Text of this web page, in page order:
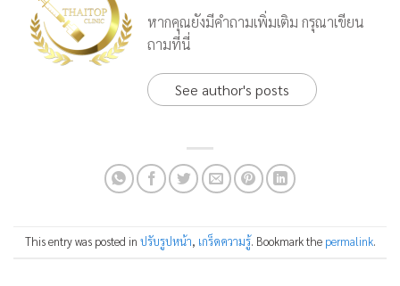
หากคุณยังมีคำถามเพิ่มเติม กรุณาเขียน
ถามที่นี่
See author's posts
This entry was posted in ปรับรูปหน้า, เกร็ดความรู้. Bookmark the permalink.